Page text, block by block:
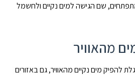
שם הגישה למים נקיים ולחשמל
מהאוויר
להפיק מים נקיים מהאוויר, גם באזורים